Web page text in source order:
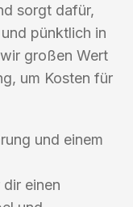
sorgt dafür,
pünktlich in
großen Wert
um Kosten für
und einem
einen